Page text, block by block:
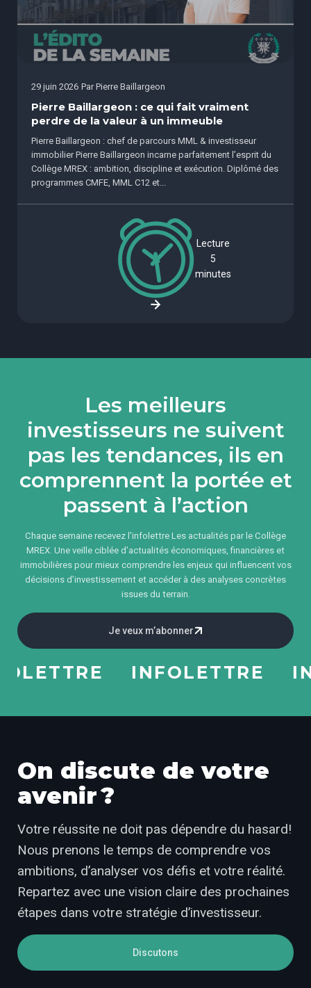
29 juin 2026 Par Pierre Baillargeon
Pierre Baillargeon : ce qui fait vraiment
perdre de la valeur à un immeuble
Pierre Baillargeon : chef de parcours MML & investisseur
immobilier Pierre Baillargeon incarne parfaitement l’esprit du
Collège MREX : ambition, discipline et exécution. Diplômé des
programmes CMFE, MML C12 et...
Lecture
5
minutes
Les meilleurs
investisseurs ne suivent
pas les tendances, ils en
comprennent la portée et
passent à l’action
Chaque semaine recevez l'infolettre Les actualités par le Collège
MREX. Une veille ciblée d’actualités économiques, financières et
immobilières pour mieux comprendre les enjeux qui influencent vos
décisions d’investissement et accéder à des analyses concrètes
issues du terrain.
Je veux m’abonner
INFOLETTRE
On discute de votre
avenir ?
Votre réussite ne doit pas dépendre du hasard!
Nous prenons le temps de comprendre vos
ambitions, d’analyser vos défis et votre réalité.
Repartez avec une vision claire des prochaines
étapes dans votre stratégie d’investisseur.
Discutons